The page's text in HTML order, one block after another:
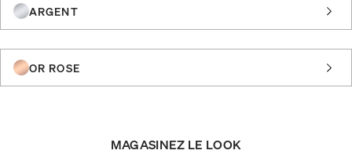
ARGENT
OR ROSE
MAGASINEZ LE LOOK